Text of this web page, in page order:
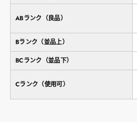
ABランク（良品）
Bランク（並品上）
BCランク（並品下）
Cランク（使用可）